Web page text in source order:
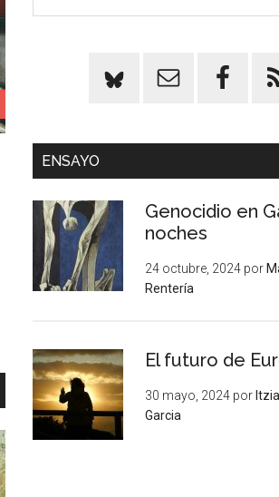
ENSAYO
Genocidio en
noches
24 octubre, 2024 por
Rentería
El futuro de
30 mayo, 2024 por
Garcia